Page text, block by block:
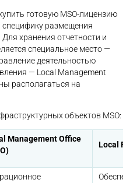
готовую MSO-лицензию
размещения
хранения отчетности и
специальное место —
деятельностью
— Local Management
располагаться на
объектов MSO:
Management Office
Local